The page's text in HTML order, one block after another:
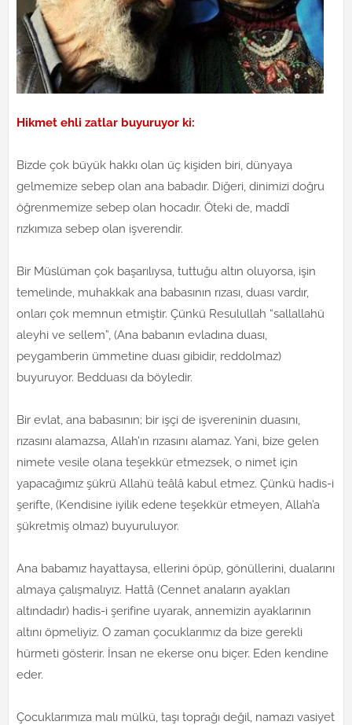
Hikmet ehli zatlar buyuruyor ki:
Bizde çok büyük hakkı olan üç kişiden biri, dünyaya
gelmemize sebep olan ana babadır. Diğeri, dinimizi doğru
öğrenmemize sebep olan hocadır. Öteki de, maddî
rızkımıza sebep olan işverendir.
Bir Müslüman çok başarılıysa, tuttuğu altın oluyorsa, işin
temelinde, muhakkak ana babasının rızası, duası vardır,
onları çok memnun etmiştir. Çünkü Resulullah “sallallahü
aleyhi ve sellem”, (Ana babanın evladına duası,
peygamberin ümmetine duası gibidir, reddolmaz)
buyuruyor. Bedduası da böyledir.
Bir evlat, ana babasının; bir işçi de işvereninin duasını,
rızasını alamazsa, Allah’ın rızasını alamaz. Yani, bize gelen
nimete vesile olana teşekkür etmezsek, o nimet için
yapacağımız şükrü Allahü teâlâ kabul etmez. Çünkü hadis-i
şerifte, (Kendisine iyilik edene teşekkür etmeyen, Allah’a
şükretmiş olmaz) buyuruluyor.
Ana babamız hayattaysa, ellerini öpüp, gönüllerini, dualarını
almaya çalışmalıyız. Hattâ (Cennet anaların ayakları
altındadır) hadis-i şerifine uyarak, annemizin ayaklarının
altını öpmeliyiz. O zaman çocuklarımız da bize gerekli
hürmeti gösterir. İnsan ne ekerse onu biçer. Eden kendine
eder.
Çocuklarımıza malı mülkü, taşı toprağı değil, namazı vasiyet